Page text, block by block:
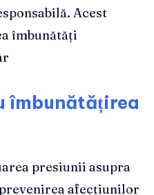
Acest
îmbunătăți
îmbunătățirea
presiunii asupra
afecțiunilor